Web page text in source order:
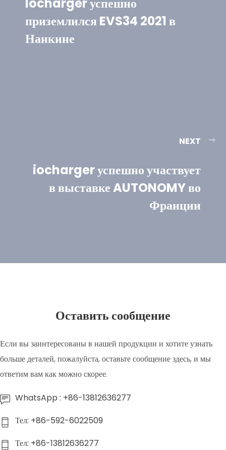
приземлился EVS34 2021 в
Нанкине
NEXT
iocharger успешно участвует
в выставке AUTONOMY во
Франции
Оставить сообщение
Если вы заинтересованы в нашей продукции и хотите узнать
больше деталей, пожалуйста, оставьте сообщение здесь, и мы
ответим вам как можно скорее.
WhatsApp : +86-13812636277
Тел: +86-592-6022509
Тел: +86-13812636277